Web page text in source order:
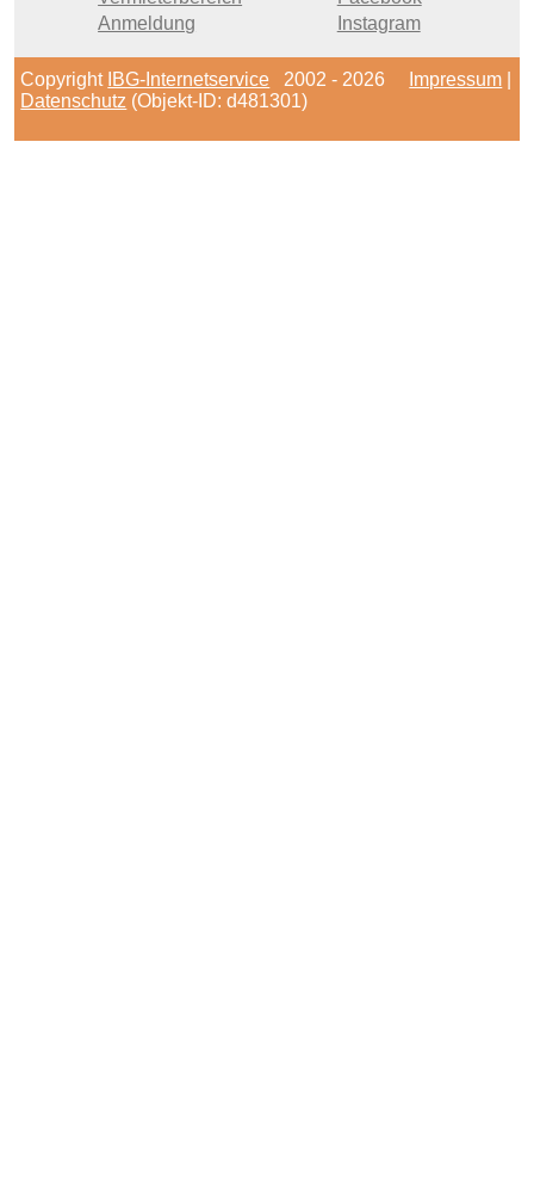
Anmeldung
Instagram
Copyright IBG-Internetservice 2002 - 2026 Impressum
Datenschutz (Objekt-ID: d481301)